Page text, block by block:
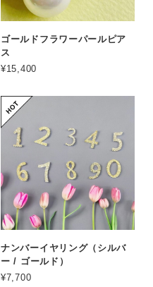
ゴールドフラワーパールピア
ス
¥15,400
ナンバーイヤリング（シルバ
ー / ゴールド）
¥7,700